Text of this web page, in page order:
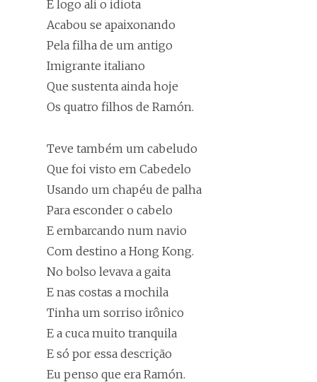
E logo ali o idiota
Acabou se apaixonando
Pela filha de um antigo
Imigrante italiano
Que sustenta ainda hoje
Os quatro filhos de Ramón.
Teve também um cabeludo
Que foi visto em Cabedelo
Usando um chapéu de palha
Para esconder o cabelo
E embarcando num navio
Com destino a Hong Kong.
No bolso levava a gaita
E nas costas a mochila
Tinha um sorriso irônico
E a cuca muito tranquila
E só por essa descrição
Eu penso que era Ramón.